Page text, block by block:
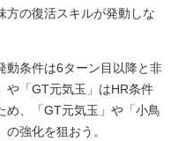
方の復活スキルが発動しな
動条件は6ターン目以降と非
や「GT元気玉」はHR条件
め、「GT元気玉」や「小鳥
強化を狙おう。